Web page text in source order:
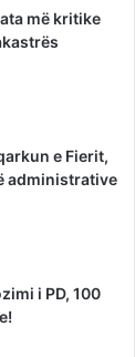
më kritike
e Fierit,
administrative
i PD, 100